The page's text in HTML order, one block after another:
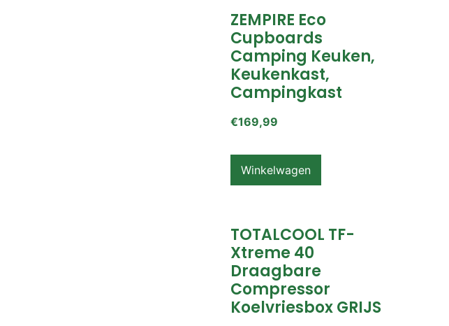
ZEMPIRE Eco
Cupboards
Camping Keuken,
Keukenkast,
Campingkast
€169,99
Winkelwagen
TOTALCOOL TF-
Xtreme 40
Draagbare
Compressor
Koelvriesbox GRIJS